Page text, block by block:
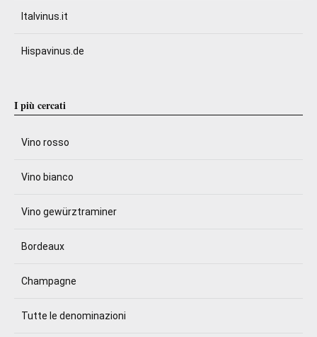
Italvinus.it
Hispavinus.de
I più cercati
Vino rosso
Vino bianco
Vino gewürztraminer
Bordeaux
Champagne
Tutte le denominazioni